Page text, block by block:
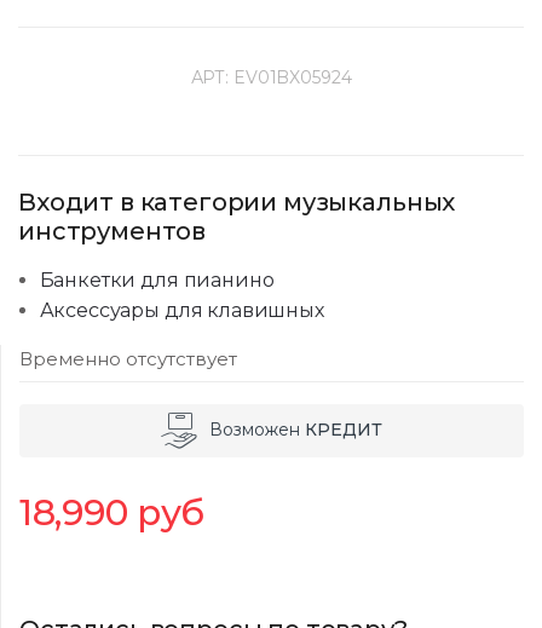
АРТ: EV01BX05924
Входит в категории музыкальных
инструментов
Банкетки для пианино
Аксессуары для клавишных
Временно отсутствует
Возможен КРЕДИТ
18,990 руб